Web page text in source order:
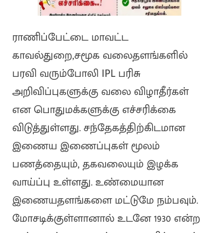
ராணிப்பேட்டை மாவட்ட
காவல்துறை,சமூக வலைதளங்களில்
பரவி வரும்போலி IPL பரிசு
அறிவிப்புகளுக்கு வலை விழாதீர்கள்
என பொதுமக்களுக்கு எச்சரிக்கை
விடுத்துள்ளது. சந்தேகத்திற்கிடமான
இணைய இணைப்புகள் மூலம்
பணத்தையும், தகவலையும் இழக்க
வாய்ப்பு உள்ளது. உண்மையான
இணையதளங்களை மட்டுமே நம்பவும்.
மோசடிக்குள்ளானால் உடனே 1930 என்ற